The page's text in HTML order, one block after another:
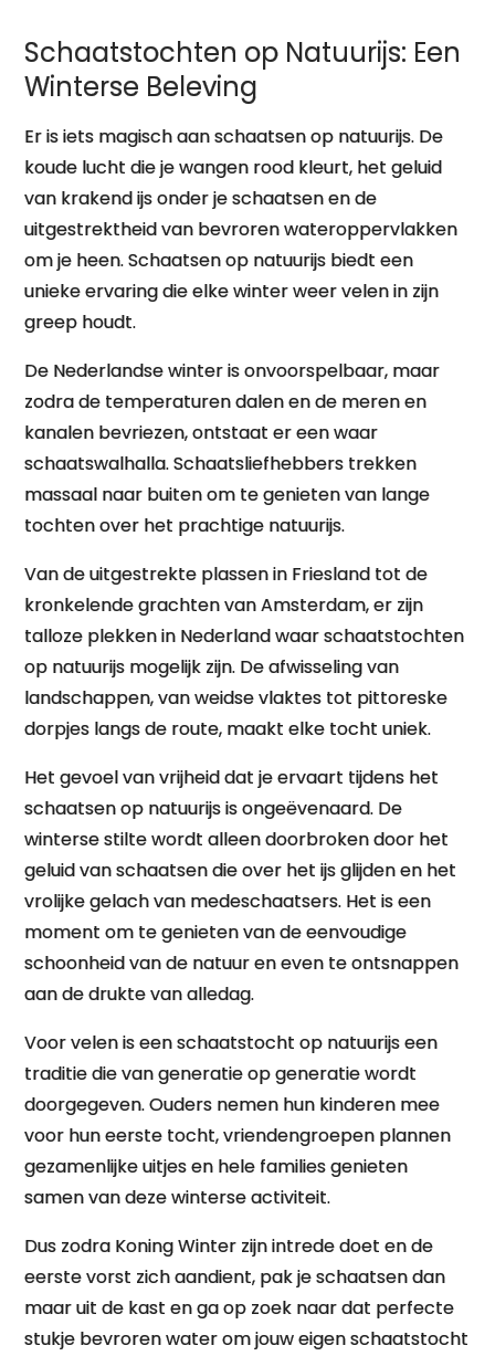
Schaatstochten op Natuurijs: Een
Winterse Beleving
Er is iets magisch aan schaatsen op natuurijs. De
koude lucht die je wangen rood kleurt, het geluid
van krakend ijs onder je schaatsen en de
uitgestrektheid van bevroren wateroppervlakken
om je heen. Schaatsen op natuurijs biedt een
unieke ervaring die elke winter weer velen in zijn
greep houdt.
De Nederlandse winter is onvoorspelbaar, maar
zodra de temperaturen dalen en de meren en
kanalen bevriezen, ontstaat er een waar
schaatswalhalla. Schaatsliefhebbers trekken
massaal naar buiten om te genieten van lange
tochten over het prachtige natuurijs.
Van de uitgestrekte plassen in Friesland tot de
kronkelende grachten van Amsterdam, er zijn
talloze plekken in Nederland waar schaatstochten
op natuurijs mogelijk zijn. De afwisseling van
landschappen, van weidse vlaktes tot pittoreske
dorpjes langs de route, maakt elke tocht uniek.
Het gevoel van vrijheid dat je ervaart tijdens het
schaatsen op natuurijs is ongeëvenaard. De
winterse stilte wordt alleen doorbroken door het
geluid van schaatsen die over het ijs glijden en het
vrolijke gelach van medeschaatsers. Het is een
moment om te genieten van de eenvoudige
schoonheid van de natuur en even te ontsnappen
aan de drukte van alledag.
Voor velen is een schaatstocht op natuurijs een
traditie die van generatie op generatie wordt
doorgegeven. Ouders nemen hun kinderen mee
voor hun eerste tocht, vriendengroepen plannen
gezamenlijke uitjes en hele families genieten
samen van deze winterse activiteit.
Dus zodra Koning Winter zijn intrede doet en de
eerste vorst zich aandient, pak je schaatsen dan
maar uit de kast en ga op zoek naar dat perfecte
stukje bevroren water om jouw eigen schaatstocht